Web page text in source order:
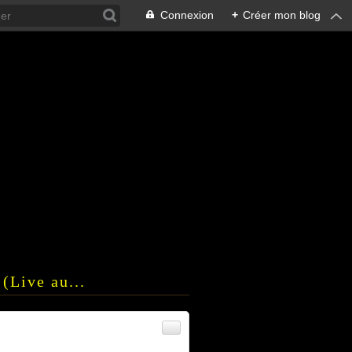
Connexion + Créer mon blog
au...